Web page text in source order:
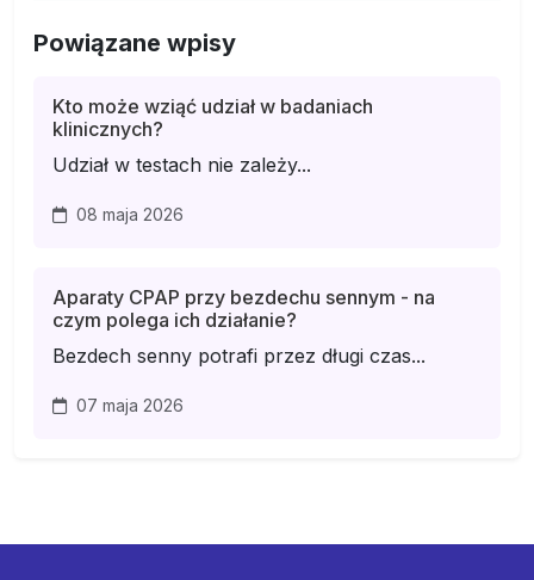
Powiązane wpisy
Kto może wziąć udział w badaniach
klinicznych?
Udział w testach nie zależy...
08 maja 2026
Aparaty CPAP przy bezdechu sennym - na
czym polega ich działanie?
Bezdech senny potrafi przez długi czas...
07 maja 2026